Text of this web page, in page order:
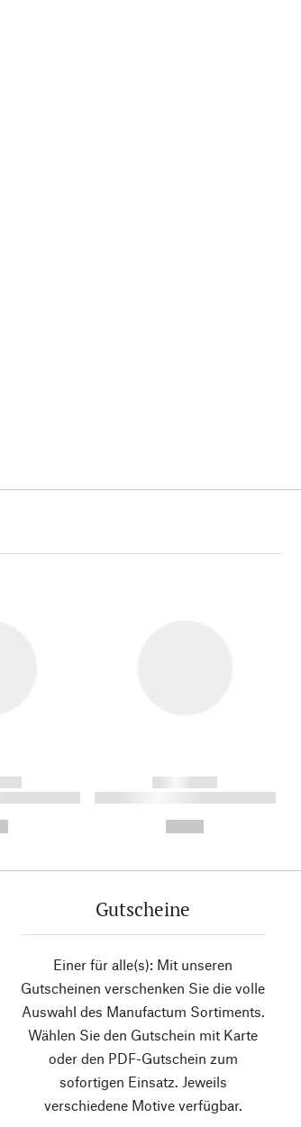
----------
------------
----------- ----------- ----------
Gutscheine
Einer für alle(s): Mit unseren
Gutscheinen verschenken Sie die volle
Auswahl des Manufactum Sortiments.
Wählen Sie den Gutschein mit Karte
oder den PDF-Gutschein zum
sofortigen Einsatz. Jeweils
verschiedene Motive verfügbar.